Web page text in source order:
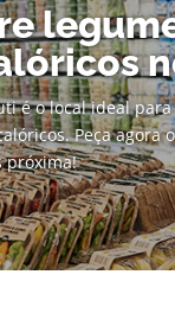
é o local ideal
Peça agora
próxima!